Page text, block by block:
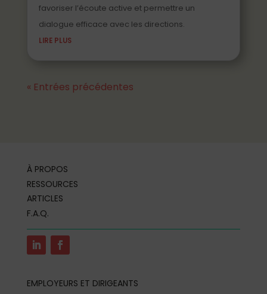
favoriser l’écoute active et permettre un
dialogue efficace avec les directions.
LIRE PLUS
« Entrées précédentes
À PROPOS
RESSOURCES
ARTICLES
F.A.Q.
EMPLOYEURS ET DIRIGEANTS